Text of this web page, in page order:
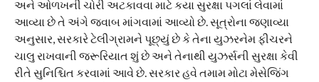
અને ઓળખની ચોરી અટકાવવા માટે કયા સુરક્ષા પગલાં લેવામાં
આવ્યા છે તે અંગે જવાબ માંગવામાં આવ્યો છે. સૂત્રોના જણાવ્યા
અનુસાર, સરકારે ટેલીગ્રામને પૂછ્યું છે કે તેના યુઝરનેમ ફીચરને
ચાલુ રાખવાની જરૂરિયાત શું છે અને તેનાથી યુઝર્સની સુરક્ષા કેવી
રીતે સુનિશ્ચિત કરવામાં આવે છે. સરકાર હવે તમામ મોટા મેસેજિંગ